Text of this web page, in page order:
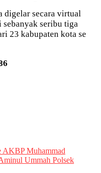
digelar secara virtual
seribu tiga
23 kabupaten kota se
AKBP Muhammad
Ummah Polsek